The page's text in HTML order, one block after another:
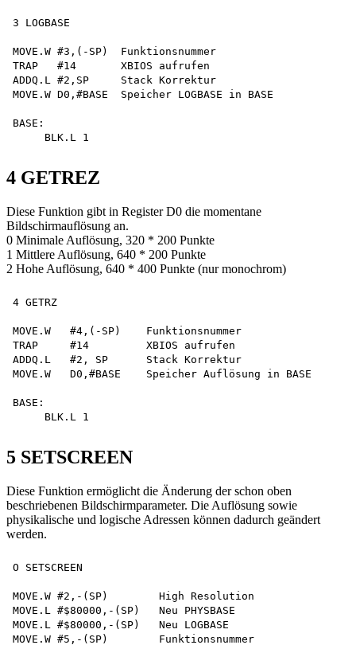
3 LOGBASE
MOVE.W #3,(-SP)  Funktionsnummer
TRAP   #14       XBIOS aufrufen
ADDQ.L #2,SP     Stack Korrektur
MOVE.W D0,#BASE  Speicher LOGBASE in BASE
BASE:
4 GETREZ
Diese Funktion gibt in Register D0 die momentane
Bildschirmauflösung an.
0 Minimale Auflösung, 320 * 200 Punkte
1 Mittlere Auflösung, 640 * 200 Punkte
2 Hohe Auflösung, 640 * 400 Punkte (nur monochrom)
4 GETRZ
MOVE.W   #4,(-SP)    Funktionsnummer
TRAP     #14         XBIOS aufrufen
ADDQ.L   #2, SP      Stack Korrektur
MOVE.W   D0,#BASE    Speicher Auflösung in BASE
BASE:
5 SETSCREEN
Diese Funktion ermöglicht die Änderung der schon oben
beschriebenen Bildschirmparameter. Die Auflösung sowie
physikalische und logische Adressen können dadurch geändert
werden.
O SETSCREEN
MOVE.W #2,-(SP)        High Resolution
MOVE.L #$80000,-(SP)   Neu PHYSBASE
MOVE.L #$80000,-(SP)   Neu LOGBASE
MOVE.W #5,-(SP)        Funktionsnummer